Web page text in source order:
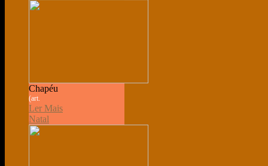
Chapéu
(art.
Ler Mais
Natal